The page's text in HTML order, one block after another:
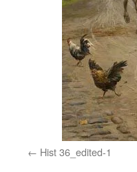
Hist 36_edited-1